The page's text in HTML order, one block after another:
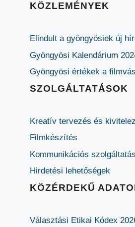
KÖZLEMÉNYEK
Elindult a gyöngyösiek új
Gyöngyösi Kalendárium
Gyöngyösi értékek a
SZOLGÁLTATÁSOK
Kreatív tervezés és
Filmkészítés
Kommunikációs
Hirdetési lehetőségek
KÖZÉRDEKŰ
Választási Etikai Kódex